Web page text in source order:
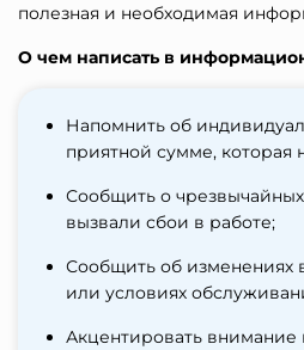
полезная и необходимая
О чем написать в
Напомнить об
приятной сумме, которая
Сообщить о
вызвали сбои в работе;
Сообщить об изменениях
или условиях
Акцентировать внимание